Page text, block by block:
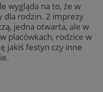
wygląda na to, że w
dla rodzin. 2 imprezy
jedna otwarta, ale w
placówkach, rodzice w
jakiś festyn czy inne